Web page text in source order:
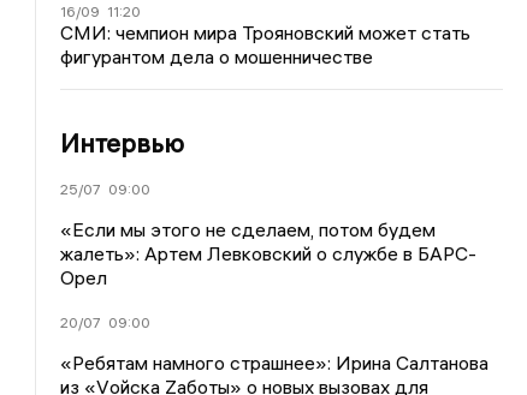
16/09 11:20
СМИ: чемпион мира Трояновский может стать
фигурантом дела о мошенничестве
Интервью
25/07 09:00
«Если мы этого не сделаем, потом будем
жалеть»: Артем Левковский о службе в БАРС-
Орел
20/07 09:00
«Ребятам намного страшнее»: Ирина Салтанова
из «Vойска Zаботы» о новых вызовах для